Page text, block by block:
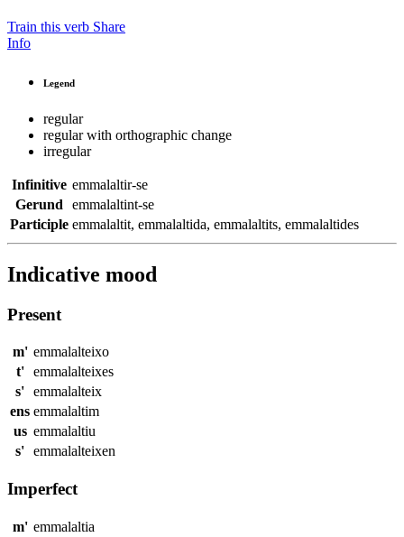
Train this verb Share
Info
Legend
regular
regular with orthographic change
irregular
Infinitive emmalaltir-se
Gerund
emmalaltint-se
Participle emmalaltit, emmalaltida, emmalaltits, emmalaltides
Indicative mood
Present
m' emmalalteixo
t'
emmalalteixes
s' emmalalteix
ens emmalaltim
us emmalaltiu
s' emmalalteixen
Imperfect
m' emmalaltia